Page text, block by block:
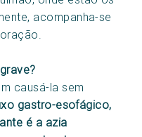
acompanha-se
causá-la sem
gastro-esofágico,
é a azia